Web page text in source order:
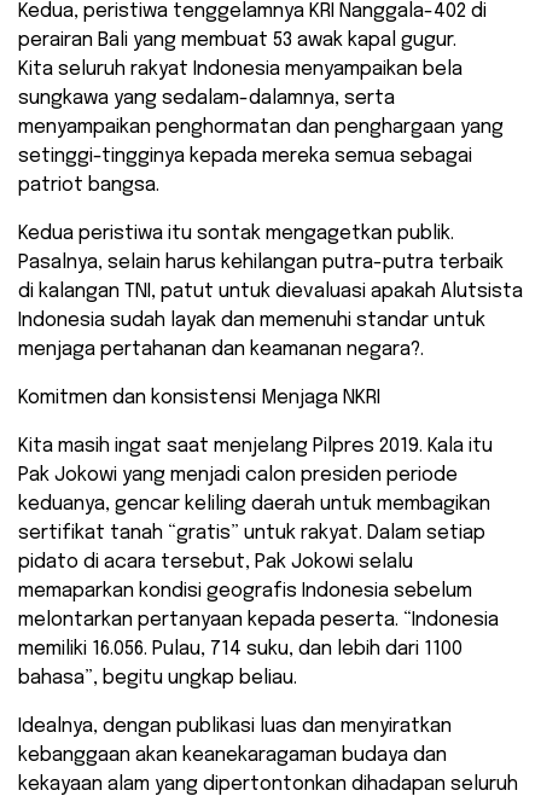
Kedua, peristiwa tenggelamnya KRI Nanggala-402 di
perairan Bali yang membuat 53 awak kapal gugur.
Kita seluruh rakyat Indonesia menyampaikan bela
sungkawa yang sedalam-dalamnya, serta
menyampaikan penghormatan dan penghargaan yang
setinggi-tingginya kepada mereka semua sebagai
patriot bangsa.
Kedua peristiwa itu sontak mengagetkan publik.
Pasalnya, selain harus kehilangan putra-putra terbaik
di kalangan TNI, patut untuk dievaluasi apakah Alutsista
Indonesia sudah layak dan memenuhi standar untuk
menjaga pertahanan dan keamanan negara?.
Komitmen dan konsistensi Menjaga NKRI
Kita masih ingat saat menjelang Pilpres 2019. Kala itu
Pak Jokowi yang menjadi calon presiden periode
keduanya, gencar keliling daerah untuk membagikan
sertifikat tanah “gratis” untuk rakyat. Dalam setiap
pidato di acara tersebut, Pak Jokowi selalu
memaparkan kondisi geografis Indonesia sebelum
melontarkan pertanyaan kepada peserta. “Indonesia
memiliki 16.056. Pulau, 714 suku, dan lebih dari 1100
bahasa”, begitu ungkap beliau.
Idealnya, dengan publikasi luas dan menyiratkan
kebanggaan akan keanekaragaman budaya dan
kekayaan alam yang dipertontonkan dihadapan seluruh